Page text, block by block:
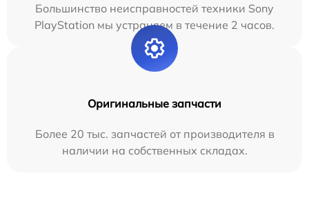
Большинство неисправностей техники Sony
PlayStation мы устраняем в течение 2 часов.
Оригинальные запчасти
Более 20 тыс. запчастей от производителя в
наличии на собственных складах.